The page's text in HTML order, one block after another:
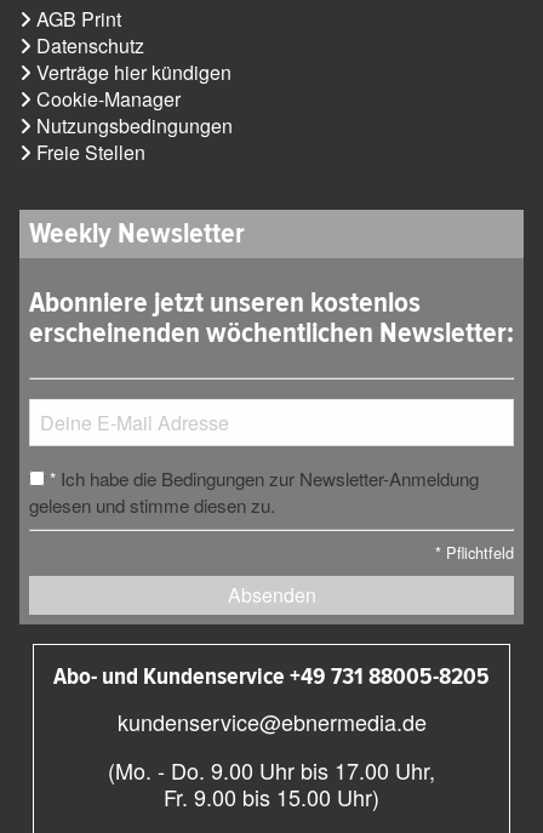
AGB Print
Datenschutz
Verträge hier kündigen
Cookie-Manager
Nutzungsbedingungen
Freie Stellen
Weekly Newsletter
Abonniere jetzt unseren kostenlos
erscheinenden wöchentlichen Newsletter:
* Ich habe die Bedingungen zur Newsletter-Anmeldung
gelesen und stimme diesen zu.
* Pflichtfeld
Absenden
Abo- und Kundenservice +49 731 88005-8205
kundenservice@ebnermedia.de
(Mo. - Do. 9.00 Uhr bis 17.00 Uhr,
Fr. 9.00 bis 15.00 Uhr)